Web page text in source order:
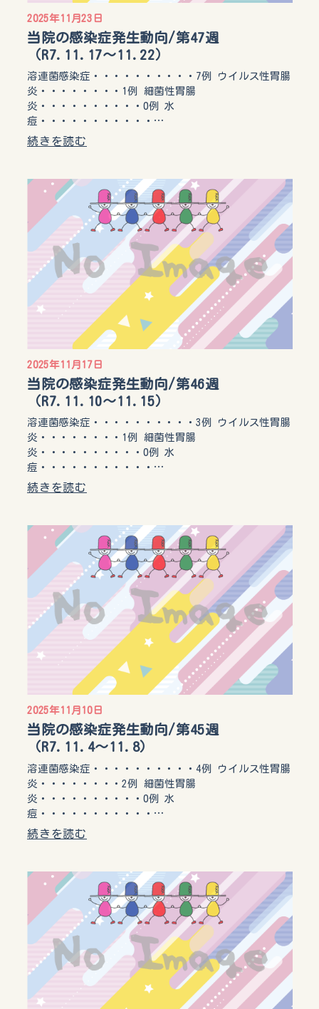
2025年11月23日
当院の感染症発生動向/第47週
（R7.11.17〜11.22）
溶連菌感染症・・・・・・・・・・7例 ウイルス性胃腸
炎・・・・・・・・1例 細菌性胃腸
炎・・・・・・・・・・0例 水
痘・・・・・・・・・・・…
続きを読む
2025年11月17日
当院の感染症発生動向/第46週
（R7.11.10〜11.15）
溶連菌感染症・・・・・・・・・・3例 ウイルス性胃腸
炎・・・・・・・・1例 細菌性胃腸
炎・・・・・・・・・・0例 水
痘・・・・・・・・・・・…
続きを読む
2025年11月10日
当院の感染症発生動向/第45週
（R7.11.4〜11.8）
溶連菌感染症・・・・・・・・・・4例 ウイルス性胃腸
炎・・・・・・・・2例 細菌性胃腸
炎・・・・・・・・・・0例 水
痘・・・・・・・・・・・…
続きを読む